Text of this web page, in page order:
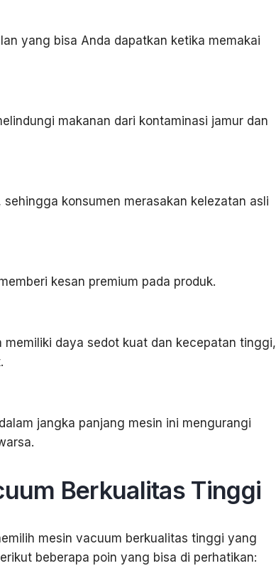
yang bisa Anda dapatkan ketika memakai
makanan dari kontaminasi jamur dan
konsumen merasakan kelezatan asli
kesan premium pada produk.
daya sedot kuat dan kecepatan tinggi,
jangka panjang mesin ini mengurangi
Berkualitas Tinggi
mesin vacuum berkualitas tinggi yang
beberapa poin yang bisa di perhatikan: